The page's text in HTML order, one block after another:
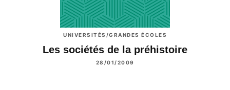
UNIVERSITÉS/GRANDES ÉCOLES
Les sociétés de la préhistoire
28/01/2009